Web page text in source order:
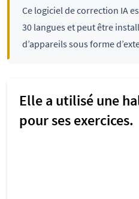
Ce logiciel de correction IA
30 langues et peut être
d’appareils sous forme